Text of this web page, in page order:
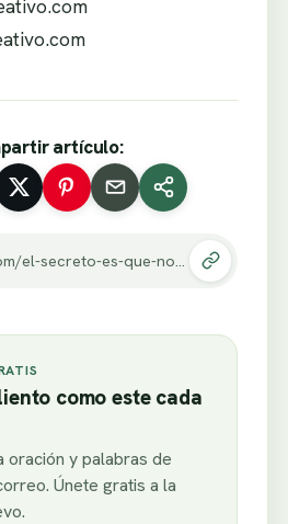
artículo:
https://renuevo.com/el-secreto-es-que-no-hay-secreto.html
como este cada
oración y palabras de
Únete gratis a la